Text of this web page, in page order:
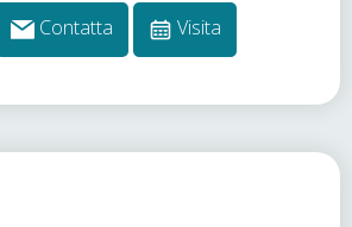
Contatta Visita